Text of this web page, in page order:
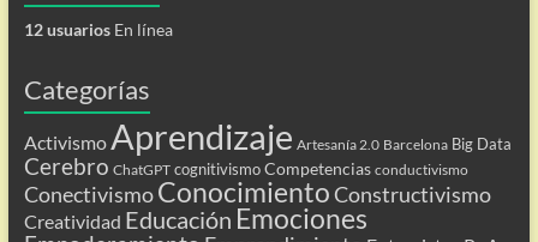
12 usuariosEn línea
Categorías
Activismo Aprendizaje Artesanía 2.0 Barcelona Big Data
Cerebro ChatGPT cognitivismo Competencias conductivismo
ConectivismoConocimientoConstructivismo
Creatividad Educación Emociones